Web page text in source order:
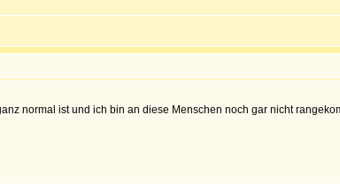
normal ist und ich bin an diese Menschen noch gar nicht